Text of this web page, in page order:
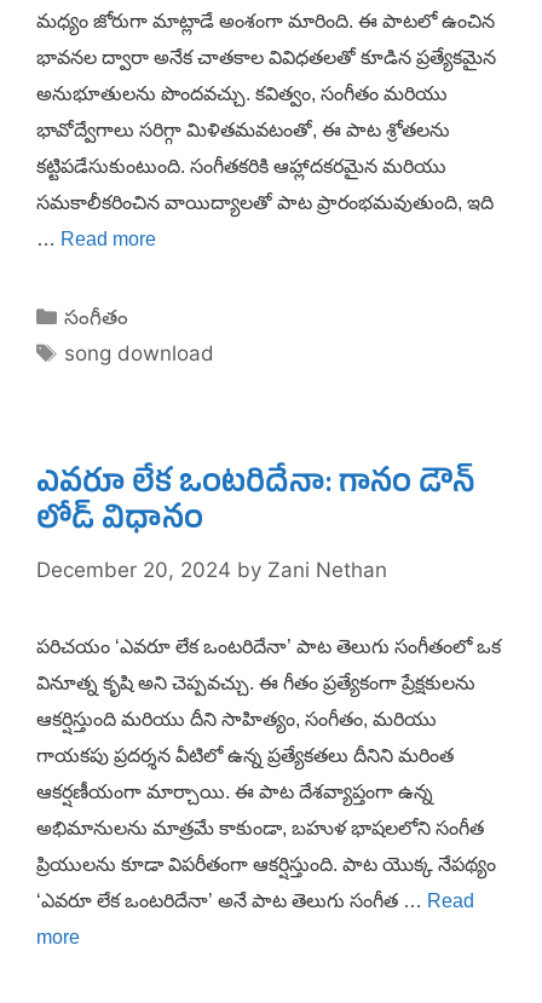
మధ్యం జోరుగా మాట్లాడే అంశంగా మారింది. ఈ పాటలో ఉంచిన
భావనల ద్వారా అనేక చాతకాల వివిధతలతో కూడిన ప్రత్యేకమైన
అనుభూతులను పొందవచ్చు. కవిత్వం, సంగీతం మరియు
భావోద్వేగాలు సరిగ్గా మిళితమవటంతో, ఈ పాట శ్రోతలను
కట్టిపడేసుకుంటుంది. సంగీతకరికి ఆహ్లాదకరమైన మరియు
సమకాలీకరించిన వాయిద్యాలతో పాట ప్రారంభమవుతుంది, ఇది
… Read more
Categories
సంగీతం
Tags
song download
ఎవరూ లేక ఒంటరిదేనా: గానం డౌన్
లోడ్ విధానం
December 20, 2024 by Zani Nethan
పరిచయం ‘ఎవరూ లేక ఒంటరిదేనా’ పాట తెలుగు సంగీతంలో ఒక
వినూత్న కృషి అని చెప్పవచ్చు. ఈ గీతం ప్రత్యేకంగా ప్రేక్షకులను
ఆకర్షిస్తుంది మరియు దీని సాహిత్యం, సంగీతం, మరియు
గాయకపు ప్రదర్శన వీటిలో ఉన్న ప్రత్యేకతలు దీనిని మరింత
ఆకర్షణీయంగా మార్చాయి. ఈ పాట దేశవ్యాప్తంగా ఉన్న
అభిమానులను మాత్రమే కాకుండా, బహుళ భాషలలోని సంగీత
ప్రియులను కూడా విపరీతంగా ఆకర్షిస్తుంది. పాట యొక్క నేపథ్యం
‘ఎవరూ లేక ఒంటరిదేనా’ అనే పాట తెలుగు సంగీత … Read
more